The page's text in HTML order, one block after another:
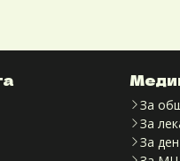
За
За
За